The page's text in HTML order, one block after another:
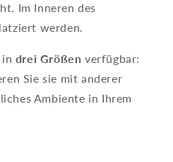
Im Inneren des
werden.
drei Größen verfügbar:
Sie sie mit anderer
Ambiente in Ihrem